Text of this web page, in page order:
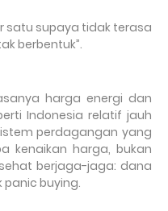
satu supaya tidak terasa
berbentuk”.
harga energi dan
Indonesia relatif jauh
perdagangan yang
kenaikan harga, bukan
berjaga-jaga: dana
buying.